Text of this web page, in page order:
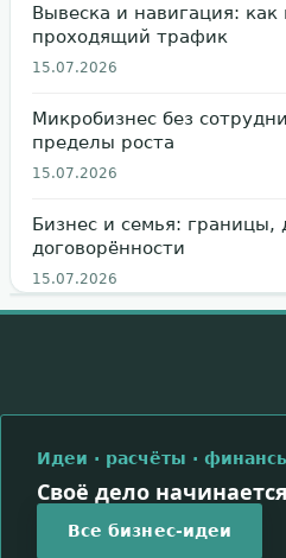
Вывеска и навигация: как
проходящий трафик
15.07.2026
Микробизнес без
пределы роста
15.07.2026
Бизнес и семья: границы,
договорённости
15.07.2026
Идеи · расчёты ·
Своё дело
Все бизнес-идеи